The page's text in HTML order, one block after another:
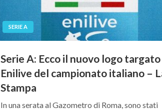
SERIE A
Serie A: Ecco il nuovo logo targato
Enilive del campionato italiano –
Stampa
In una serata al Gazometro di Roma, sono stati